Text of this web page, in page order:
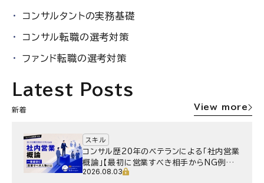
コンサルタントの実務基礎
コンサル転職の選考対策
ファンド転職の選考対策
Latest Posts
新着 View more
スキル
コンサル歴20年のベテランによる「社内営業
概論」【最初に営業すべき相手からNG例ま
で】
2026.08.03